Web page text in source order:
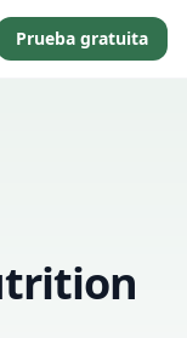
Prueba gratuita